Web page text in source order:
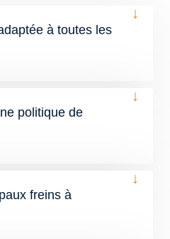
à toutes les
↓
politique de
↓
freins à
↓